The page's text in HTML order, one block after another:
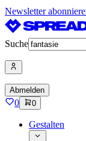
Newsletter
Suche
Abmelden
0 0
Gestalten